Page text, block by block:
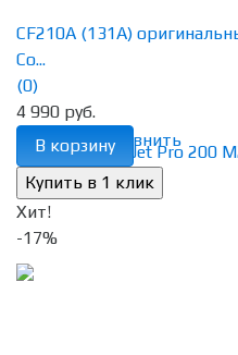
избранное сравнить
CF210A (131A)
Co...
(0)
4 990 руб.
В корзину
Хит!
-17%